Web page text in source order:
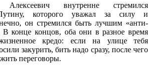
внутренне стремился
Путину, которого уважал за силу и
он стремился быть лучшим «анти-
конце концов, оба они в разное время
кредо: если на улице тебя
закурить, бить надо сразу, после чего
переговоры.